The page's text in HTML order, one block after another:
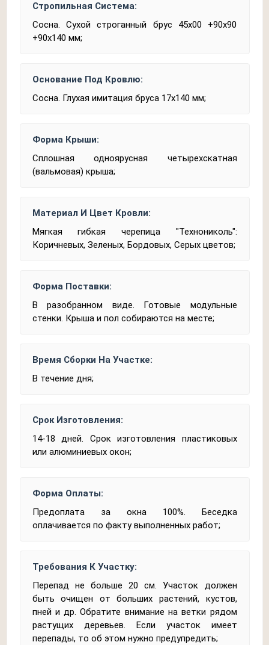
Стропильная Система:
Сосна. Сухой строганный брус 45x00 +90x90
+90х140 мм;
Основание Под Кровлю:
Сосна. Глухая имитация бруса 17х140 мм;
Форма Крыши:
Сплошная одноярусная четырехскатная
(вальмовая) крыша;
Материал И Цвет Кровли:
Мягкая гибкая черепица "Технониколь":
Коричневых, Зеленых, Бордовых, Серых цветов;
Форма Поставки:
В разобранном виде. Готовые модульные
стенки. Крыша и пол собираются на месте;
Время Сборки На Участке:
В течение дня;
Срок Изготовления:
14-18 дней. Срок изготовления пластиковых
или алюминиевых окон;
Форма Оплаты:
Предоплата за окна 100%. Беседка
оплачивается по факту выполненных работ;
Требования К Участку:
Перепад не больше 20 см. Участок должен
быть очищен от больших растений, кустов,
пней и др. Обратите внимание на ветки рядом
растущих деревьев. Если участок имеет
перепады, то об этом нужно предупредить;